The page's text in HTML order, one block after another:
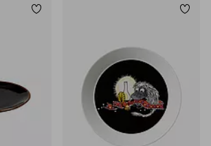
Legg til favoritter